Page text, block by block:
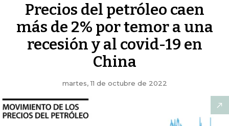
Precios del petróleo caen
más de 2% por temor a una
recesión y al covid-19 en
China
martes, 11 de octubre de 2022